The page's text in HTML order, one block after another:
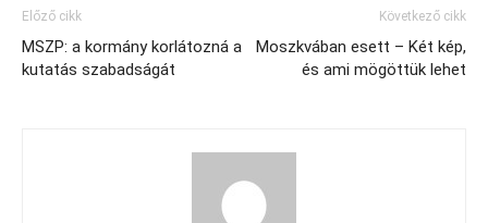
Előző cikk
MSZP: a kormány korlátozná a
kutatás szabadságát
Következő cikk
Moszkvában esett – Két kép,
és ami mögöttük lehet